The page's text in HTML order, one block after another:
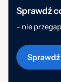
Sprawdź
- nie
Sprawdź